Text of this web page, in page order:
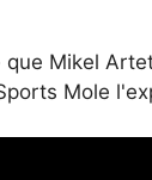
Mikel
Mole